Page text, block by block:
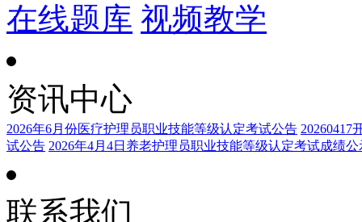
在线题库 视频教学
资讯中心
2026年6月份医疗护理员职业技能等级认定考试公告 20260417
试公告 2026年4月4日养老护理员职业技能等级认定考试成绩公
联系我们